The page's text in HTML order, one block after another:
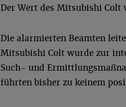
Der Wert des Mitsubishi
Die alarmierten Beamten
Mitsubishi Colt wurde zur
Such- und
führten bisher zu keinem